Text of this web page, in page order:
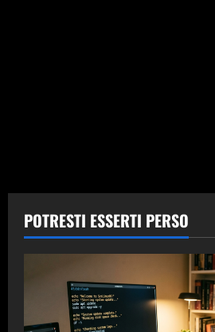
POTRESTI ESSERTI PERSO